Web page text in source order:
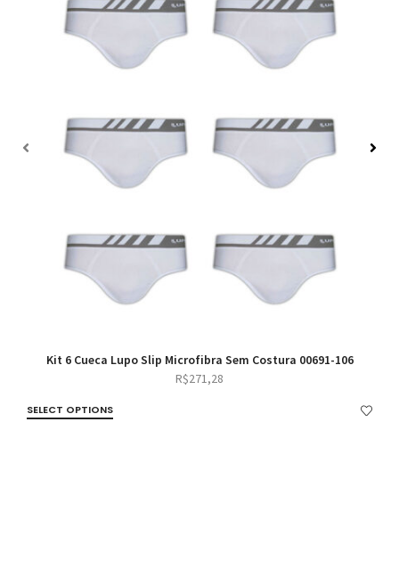
Kit 6 Cueca Lupo Slip Microfibra Sem Costura 00691-106
R$271,28
SELECT OPTIONS